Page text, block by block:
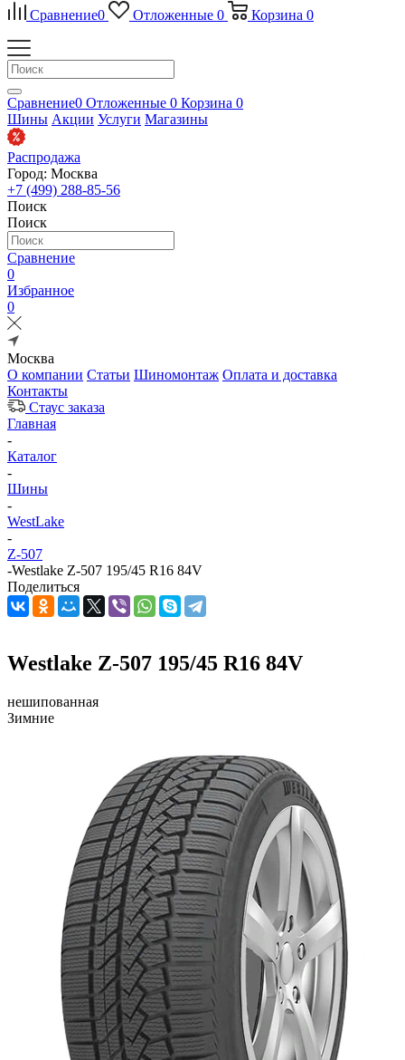
Сравнение0 Отложенные 0 Корзина 0
Сравнение0 Отложенные 0 Корзина 0
Шины Акции Услуги Магазины
Распродажа
Город: Москва
+7 (499) 288-85-56
Поиск
Поиск
Сравнение
0
Избранное
0
Москва
О компании Статьи Шиномонтаж Оплата и доставка
Контакты
Стаус заказа
Главная
-
Каталог
-
Шины
-
WestLake
-
Z-507
-Westlake Z-507 195/45 R16 84V
Поделиться
Westlake Z-507 195/45 R16 84V
нешипованная
Зимние